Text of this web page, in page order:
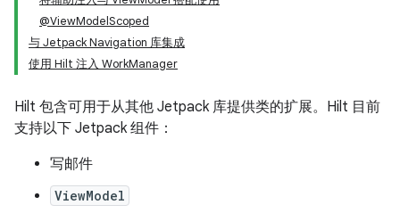
@ViewModelScoped
与 Jetpack Navigation 库集成
使用 Hilt 注入 WorkManager
Hilt 包含可用于从其他 Jetpack 库提供类的扩展。Hilt 目前
支持以下 Jetpack 组件：
写邮件
ViewModel